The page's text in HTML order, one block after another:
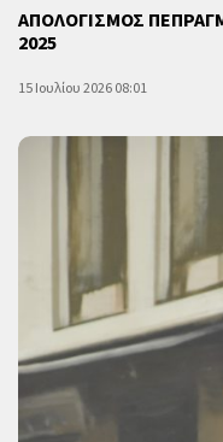
ΑΠΟΛΟΓΙΣΜΟΣ
2025
15 Ιουλίου 2026 08:01